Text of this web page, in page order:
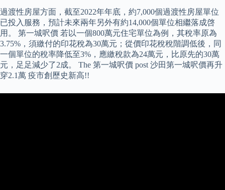
過渡性房屋方面，截至2022年年底，約7,000個過渡性房屋單位
已投入服務，預計未來兩年另外有約14,000個單位相繼落成啓
用。 第一城呎價 若以一個800萬元住宅單位為例，其稅率原為
3.75%，須繳付的印花稅為30萬元；從價印花稅稅階調低後，同
一個單位的稅率降低至3%，應繳稅款為24萬元，比原先的30萬
元，足足減少了2成。 The 第一城呎價 post 沙田第一城呎價再升
穿2.1萬 疫市創歷史新高!!